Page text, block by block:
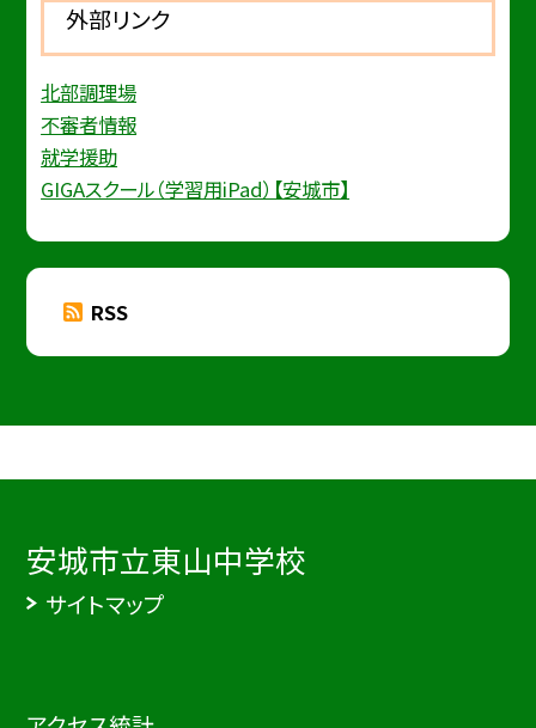
外部リンク
北部調理場
不審者情報
就学援助
GIGAスクール（学習用iPad）【安城市】
RSS
安城市立東山中学校
サイトマップ